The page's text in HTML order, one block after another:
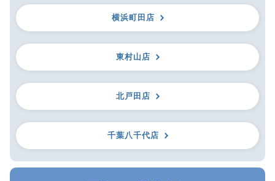
横浜町田店
東村山店
北戸田店
千葉八千代店